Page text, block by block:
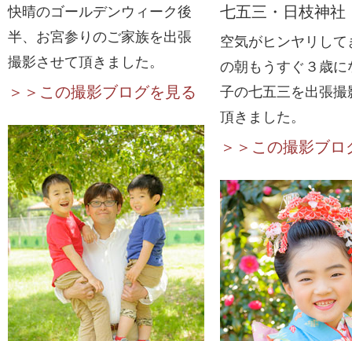
快晴のゴールデンウィーク後
半、お宮参りのご家族を出張
撮影させて頂きました。
＞＞この撮影ブログを見る
七五三・日枝神社
空気がヒンヤリして
の朝もうすぐ３歳に
子の七五三を出張撮
頂きました。
＞＞この撮影ブロ